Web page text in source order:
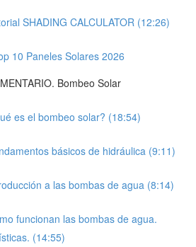
SHADING CALCULATOR (12:26)
10 Paneles Solares 2026
Bombeo Solar
es el bombeo solar? (18:54)
básicos de hidráulica (9:11)
a las bombas de agua (8:14)
funcionan las bombas de agua.
(14:55)